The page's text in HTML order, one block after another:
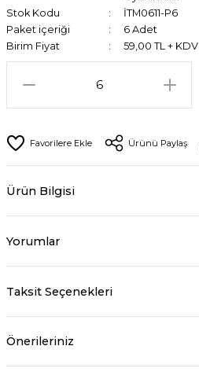
Stok Kodu
İTM0611-P6
Paket içeriği
6 Adet
Birim Fiyat
59,00 TL + KDV
Ürünü Paylaş
Ürün Bilgisi
Yorumlar
Taksit Seçenekleri
Önerileriniz